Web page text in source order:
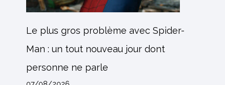
Le plus gros problème avec Spider-
Man : un tout nouveau jour dont
personne ne parle